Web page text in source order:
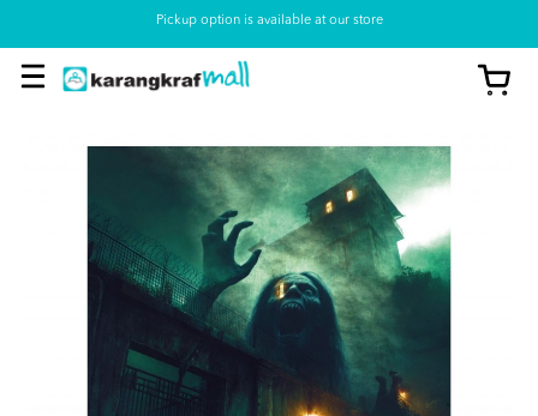
Pickup option is available at our store